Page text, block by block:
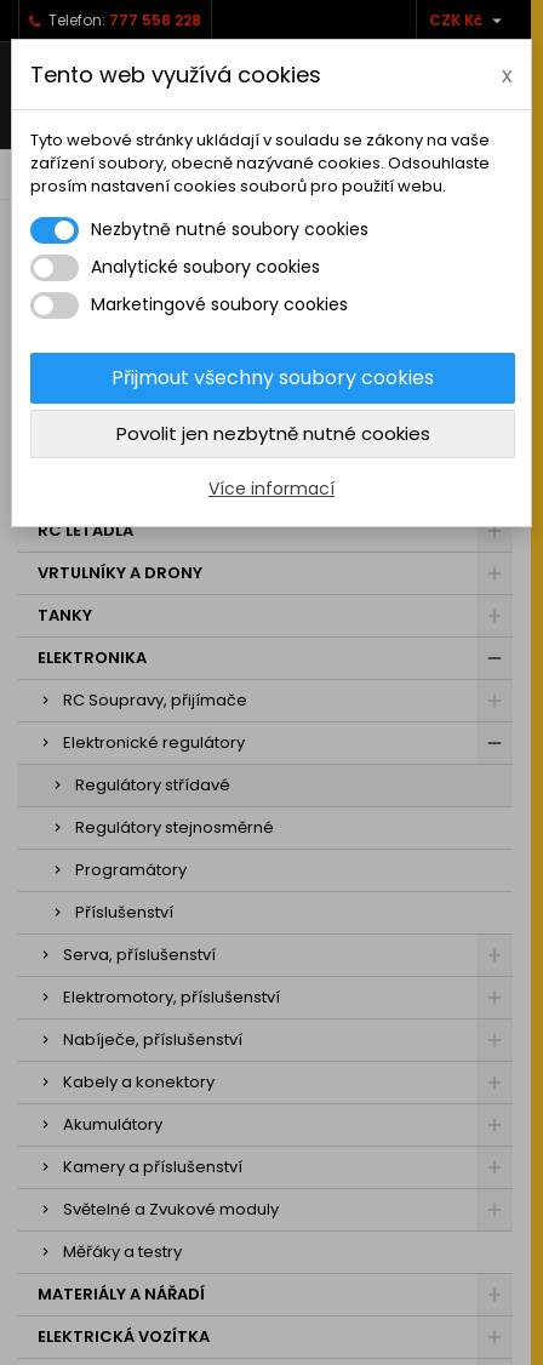
Telefon: 777 558 228 CZK Kč 
   shopping_cart0
RC AUTA
KAMIONY A NÁKLADNÍ AUTA
MAKETOVÉ DOPLŇKY
STAVEBNÍ STROJE
RC LETADLA
VRTULNÍKY A DRONY
TANKY
ELEKTRONIKA
RC Soupravy, přijímače
Elektronické regulátory
Regulátory střídavé
Regulátory stejnosměrné
Programátory
Příslušenství
Serva, příslušenství
Elektromotory, příslušenství
Nabíječe, příslušenství
Kabely a konektory
Akumulátory
Kamery a příslušenství
Světelné a Zvukové moduly
Měřáky a testry
MATERIÁLY A NÁŘADÍ
ELEKTRICKÁ VOZÍTKA
Tento web využívá cookies x
Tyto webové stránky ukládají v souladu se zákony na vaše
zařízení soubory, obecně nazývané cookies. Odsouhlaste
prosím nastavení cookies souborů pro použití webu.
Nezbytně nutné soubory cookies
Analytické soubory cookies
Marketingové soubory cookies
Přijmout všechny soubory cookies
Povolit jen nezbytně nutné cookies
Více informací